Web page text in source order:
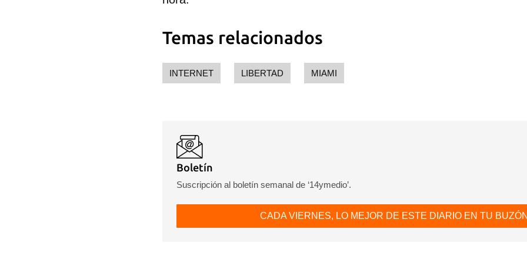
Temas relacionados
INTERNET LIBERTAD MIAMI
Boletín
Suscripción al boletín semanal de ‘14ymedio’.
CADA VIERNES, LO MEJOR DE ESTE DIARIO EN TU